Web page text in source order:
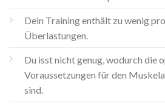
Dein Training enthält zu wenig
Überlastungen.
Du isst nicht genug, wodurch die
Voraussetzungen für den
sind.